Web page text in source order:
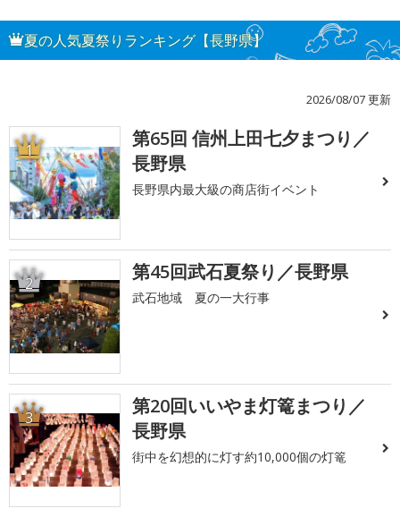
夏の人気夏祭りランキング【長野県】
2026/08/07 更新
1
第65回 信州上田七夕まつり／
長野県
長野県内最大級の商店街イベント
2 第45回武石夏祭り／長野県
武石地域 夏の一大行事
3
第20回いいやま灯篭まつり／
長野県
街中を幻想的に灯す約10,000個の灯篭